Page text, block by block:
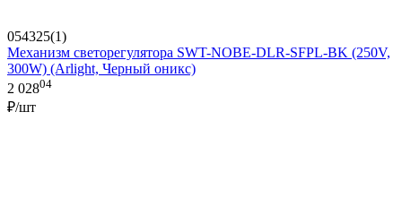
054325(1)
Механизм светорегулятора SWT-NOBE-DLR-SFPL-BK (250V,
300W) (Arlight, Черный оникс)
2 02804
₽/шт